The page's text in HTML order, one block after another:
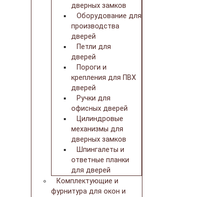
дверных замков
Оборудование для
производства
дверей
Петли для
дверей
Пороги и
крепления для ПВХ
дверей
Ручки для
офисных дверей
Цилиндровые
механизмы для
дверных замков
Шпингалеты и
ответные планки
для дверей
Комплектующие и
фурнитура для окон и